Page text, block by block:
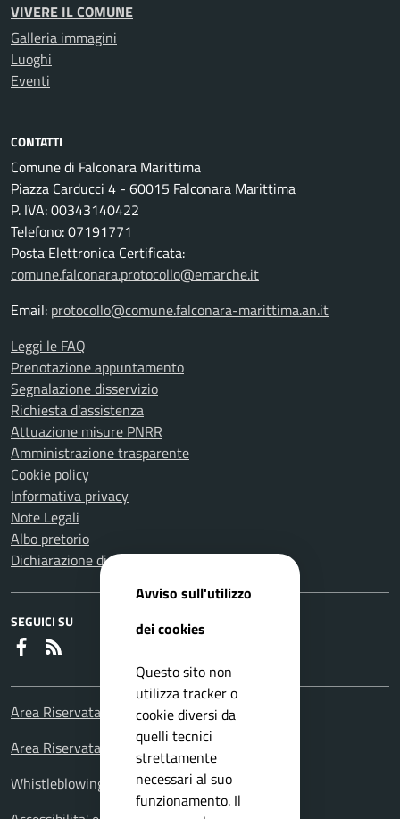
VIVERE IL COMUNE
Galleria immagini
Luoghi
Eventi
CONTATTI
Comune di Falconara Marittima
Piazza Carducci 4 - 60015 Falconara Marittima
P. IVA: 00343140422
Telefono: 07191771
Posta Elettronica Certificata:
comune.falconara.protocollo@emarche.it
Email: protocollo@comune.falconara-marittima.an.it
Leggi le FAQ
Prenotazione appuntamento
Segnalazione disservizio
Richiesta d'assistenza
Attuazione misure PNRR
Amministrazione trasparente
Cookie policy
Informativa privacy
Note Legali
Albo pretorio
Dichiarazione di accessibilità
SEGUICI SU
Faceboook
Area Riservata Consiglieri Comunali
Area Riservata Polizia Locale
Whistleblowing – Segnalazioni illeciti
Avviso sull'utilizzo
dei cookies
Questo sito non
utilizza tracker o
cookie diversi da
quelli tecnici
strettamente
necessari al suo
funzionamento. Il